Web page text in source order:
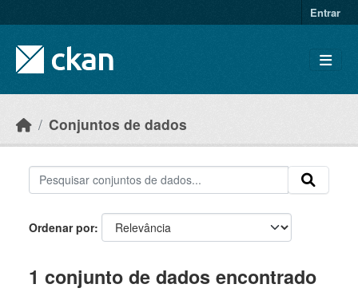
Entrar
Conjuntos de dados
Ordenar por
1 conjunto de dados encontrado